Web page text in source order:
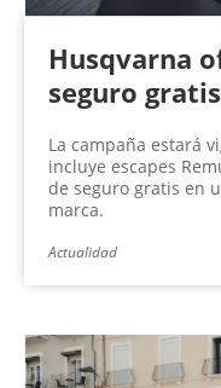
Husqvarna
seguro
La campaña estará
incluye escapes
de seguro gratis en
marca.
Actualidad